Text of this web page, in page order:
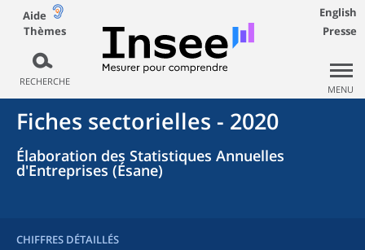
Aide
Thèmes
RECHERCHE
English
Presse
MENU
Fiches sectorielles - 2020
Élaboration des Statistiques Annuelles
d'Entreprises (Ésane)
CHIFFRES DÉTAILLÉS